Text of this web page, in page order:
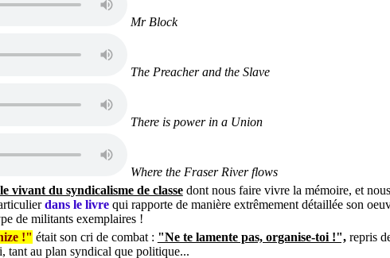
Mr Block
The Preacher and the Slave
There is power in a Union
Where the Fraser River flows
vivant du syndicalisme de classedont nous faire vivre la mémoire, et
dans le livrequi rapporte de manière extrêmement détaillée son
de militants exemplaires !
!" était son cri de combat : "Ne te lamente pas, organise-toi !",repris
tant au plan syndical que politique...